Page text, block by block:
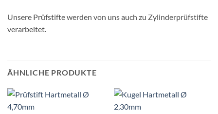
Unsere Prüfstifte werden von uns auch zu Zylinderprüfstifte
verarbeitet.
ÄHNLICHE PRODUKTE